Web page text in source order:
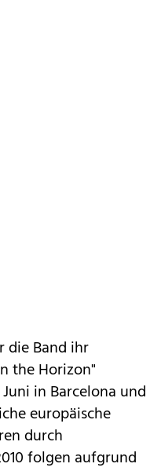
die Band ihr
the Horizon"
in Barcelona und
europäische
durch
folgen aufgrund